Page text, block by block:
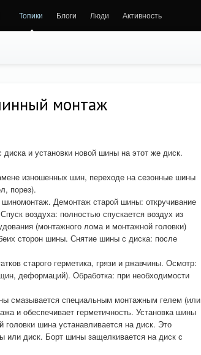
Топики Блоги Люди Активность
монтаж
и установки новой шины на этот же диск.
изношенных шин, переходе на сезонные шины
порез).
Демонтаж старой шины: откручивание
воздуха: полностью спускается воздух из
(монтажного лома и монтажной головки)
сторон шины. Снятие шины с диска: после
старого герметика, грязи и ржавчины. Осмотр:
деформаций). Обработка: при необходимости
смазывается специальным монтажным гелем (или
и обеспечивает герметичность. Установка шины
шина устанавливается на диск. Это
или диск. Борт шины защелкивается на диск с